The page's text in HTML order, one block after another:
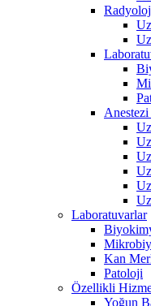
Laboratuvarlar
Kan
Patoloji
Özellikli
Yoğun